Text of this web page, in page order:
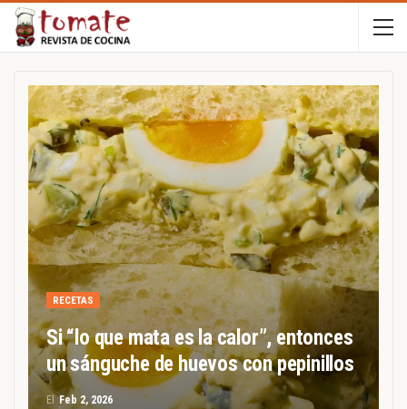
RECETAS
Si “lo que mata es la calor”, entonces
un sánguche de huevos con pepinillos
El Feb 2, 2026